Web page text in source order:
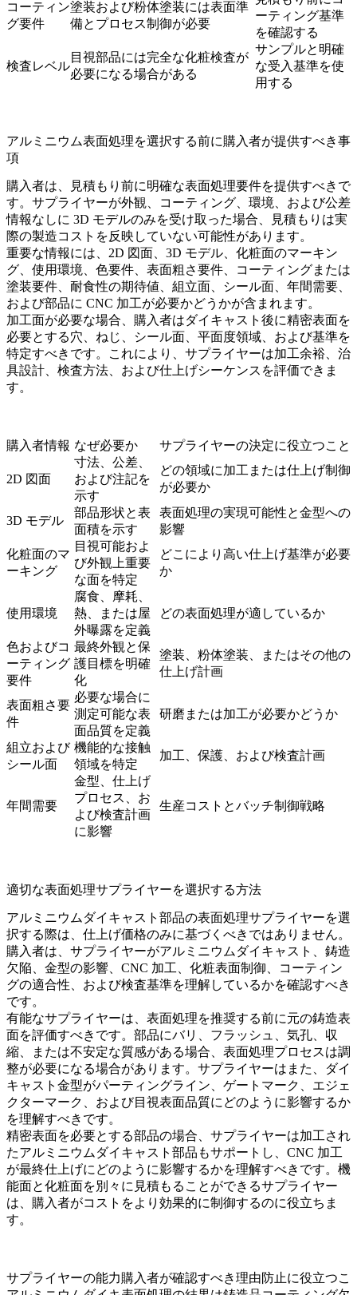
コーティン
グ要件
塗装および粉体塗装には表面準
備とプロセス制御が必要
ーティング基準
を確認する
検査レベル
目視部品には完全な化粧検査が
必要になる場合がある
サンプルと明確
な受入基準を使
用する
アルミニウム表面処理を選択する前に購入者が提供すべき事
項
購入者は、見積もり前に明確な表面処理要件を提供すべきで
す。サプライヤーが外観、コーティング、環境、および公差
情報なしに 3D モデルのみを受け取った場合、見積もりは実
際の製造コストを反映していない可能性があります。
重要な情報には、2D 図面、3D モデル、化粧面のマーキン
グ、使用環境、色要件、表面粗さ要件、コーティングまたは
塗装要件、耐食性の期待値、組立面、シール面、年間需要、
および部品に CNC 加工が必要かどうかが含まれます。
加工面が必要な場合、購入者はダイキャスト後に精密表面を
必要とする穴、ねじ、シール面、平面度領域、および基準を
特定すべきです。これにより、サプライヤーは加工余裕、治
具設計、検査方法、および仕上げシーケンスを評価できま
す。
購入者情報 なぜ必要か サプライヤーの決定に役立つこと
2D 図面
寸法、公差、
および注記を
示す
どの領域に加工または仕上げ制御
が必要か
3D モデル
部品形状と表
面積を示す
表面処理の実現可能性と金型への
影響
化粧面のマ
ーキング
目視可能およ
び外観上重要
な面を特定
どこにより高い仕上げ基準が必要
か
使用環境
腐食、摩耗、
熱、または屋
外曝露を定義
どの表面処理が適しているか
色およびコ
ーティング
要件
最終外観と保
護目標を明確
化
塗装、粉体塗装、またはその他の
仕上げ計画
表面粗さ要
件
必要な場合に
測定可能な表
面品質を定義
研磨または加工が必要かどうか
組立および
シール面
機能的な接触
領域を特定
加工、保護、および検査計画
年間需要
金型、仕上げ
プロセス、お
よび検査計画
に影響
生産コストとバッチ制御戦略
適切な表面処理サプライヤーを選択する方法
アルミニウムダイキャスト部品の表面処理サプライヤーを選
択する際は、仕上げ価格のみに基づくべきではありません。
購入者は、サプライヤーがアルミニウムダイキャスト、鋳造
欠陥、金型の影響、CNC 加工、化粧表面制御、コーティン
グの適合性、および検査基準を理解しているかを確認すべき
です。
有能なサプライヤーは、表面処理を推奨する前に元の鋳造表
面を評価すべきです。部品にバリ、フラッシュ、気孔、収
縮、または不安定な質感がある場合、表面処理プロセスは調
整が必要になる場合があります。サプライヤーはまた、
ダイ
キャスト金型がパーティングライン、ゲートマーク、エジェ
クターマーク、および目視表面品質にどのように影響するか
を理解すべきです。
精密表面を必要とする部品の場合、サプライヤーは加工され
たアルミニウムダイキャスト部品 もサポートし、CNC 加工
が最終仕上げにどのように影響するかを理解すべきです。機
能面と化粧面を別々に見積もることができるサプライヤー
は、購入者がコストをより効果的に制御するのに役立ちま
す。
サプライヤーの能力購入者が確認すべき理由防止に役立つこ